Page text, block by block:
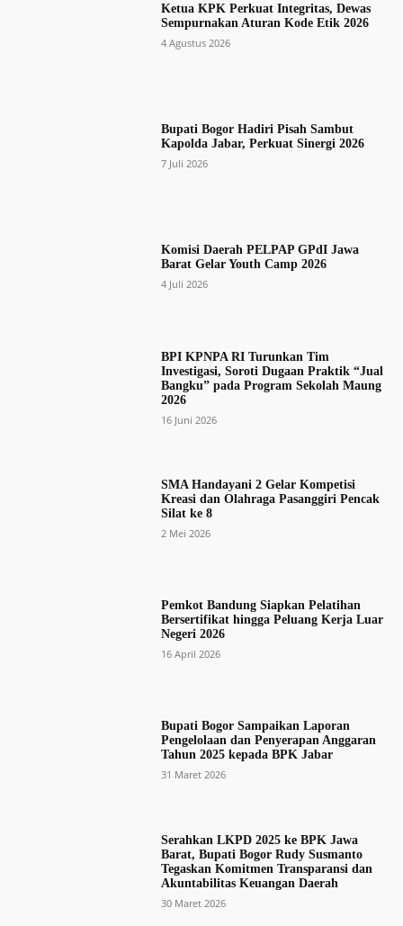
Ketua KPK Perkuat Integritas, Dewas
Sempurnakan Aturan Kode Etik 2026
4 Agustus 2026
Bupati Bogor Hadiri Pisah Sambut
Kapolda Jabar, Perkuat Sinergi 2026
7 Juli 2026
Komisi Daerah PELPAP GPdI Jawa
Barat Gelar Youth Camp 2026
4 Juli 2026
BPI KPNPA RI Turunkan Tim
Investigasi, Soroti Dugaan Praktik “Jual
Bangku” pada Program Sekolah Maung
2026
16 Juni 2026
SMA Handayani 2 Gelar Kompetisi
Kreasi dan Olahraga Pasanggiri Pencak
Silat ke 8
2 Mei 2026
Pemkot Bandung Siapkan Pelatihan
Bersertifikat hingga Peluang Kerja Luar
Negeri 2026
16 April 2026
Bupati Bogor Sampaikan Laporan
Pengelolaan dan Penyerapan Anggaran
Tahun 2025 kepada BPK Jabar
31 Maret 2026
Serahkan LKPD 2025 ke BPK Jawa
Barat, Bupati Bogor Rudy Susmanto
Tegaskan Komitmen Transparansi dan
Akuntabilitas Keuangan Daerah
30 Maret 2026